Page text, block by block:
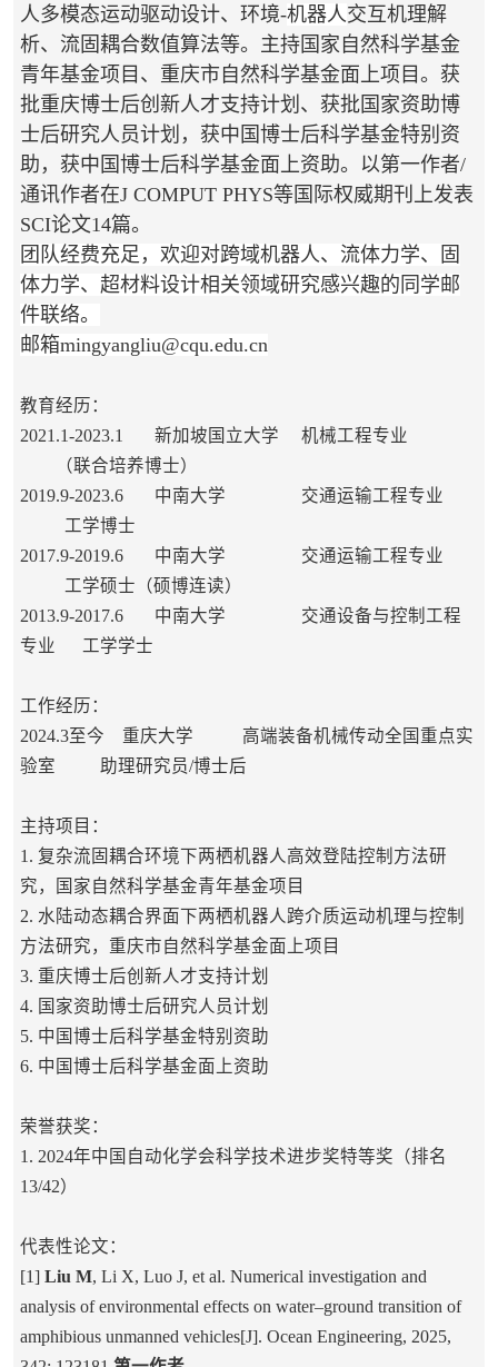
人多模态运动驱动设计、环境-机器人交互机理解
析、流固耦合数值算法等。主持国家自然科学基金
青年基金项目、重庆市自然科学基金面上项目。获
批重庆博士后创新人才支持计划、获批国家资助博
士后研究人员计划，获中国博士后科学基金特别资
助，获中国博士后科学基金面上资助。以第一作者/
通讯作者在J COMPUT PHYS等国际权威期刊上发表
SCI论文14篇。
团队经费充足，欢迎对跨域机器人、流体力学、固
体力学、超材料设计相关领域研究感兴趣的同学邮
件联络。
邮箱mingyangliu@cqu.edu.cn
教育经历：
2021.1-2023.1 新加坡国立大学 机械工程专业
（联合培养博士）
2019.9-2023.6 中南大学 交通运输工程专业
工学博士
2017.9-2019.6 中南大学 交通运输工程专业
工学硕士 （硕博连读）
2013.9-2017.6 中南大学 交通设备与控制工程
专业 工学学士
工作经历：
2024.3至今 重庆大学 高端装备机械传动全国重点实
验室 助理研究员/博士后
主持项目：
1. 复杂流固耦合环境下两栖机器人高效登陆控制方法研
究，国家自然科学基金青年基金项目
2. 水陆动态耦合界面下两栖机器人跨介质运动机理与控制
方法研究，重庆市自然科学基金面上项目
3. 重庆博士后创新人才支持计划
4. 国家资助博士后研究人员计划
5. 中国博士后科学基金特别资助
6. 中国博士后科学基金面上资助
荣誉获奖：
1. 2024年中国自动化学会科学技术进步奖特等奖（排名
13/42）
代表性论文：
[1] Liu M, Li X, Luo J, et al. Numerical investigation and
analysis of environmental effects on water–ground transition of
amphibious unmanned vehicles[J]. Ocean Engineering, 2025,